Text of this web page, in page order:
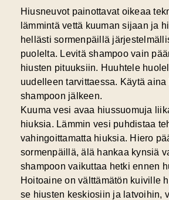
Hiusneuvotpainottavat oikeaa
lämmintä vettä kuuman sijaan ja
hellästi sormenpäillä
puolelta. Levitä shampoo vain
hiusten pituuksiin. Huuhtele
uudelleen tarvittaessa. Käytä aina
shampoon jälkeen.
Kuuma vesi avaa hiussuomuja
hiuksia. Lämmin vesi puhdistaa
vahingoittamatta hiuksia. Hiero
sormenpäillä, älä hankaa kynsiä
shampoon vaikuttaa hetki ennen
Hoitoaine on välttämätön kuiville
se hiusten keskiosiin ja latvoihin,